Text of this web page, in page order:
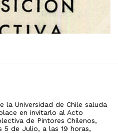
la Universidad de Chile saluda
en invitarlo al Acto
de Pintores Chilenos,
5 de Julio, a las 19 horas,